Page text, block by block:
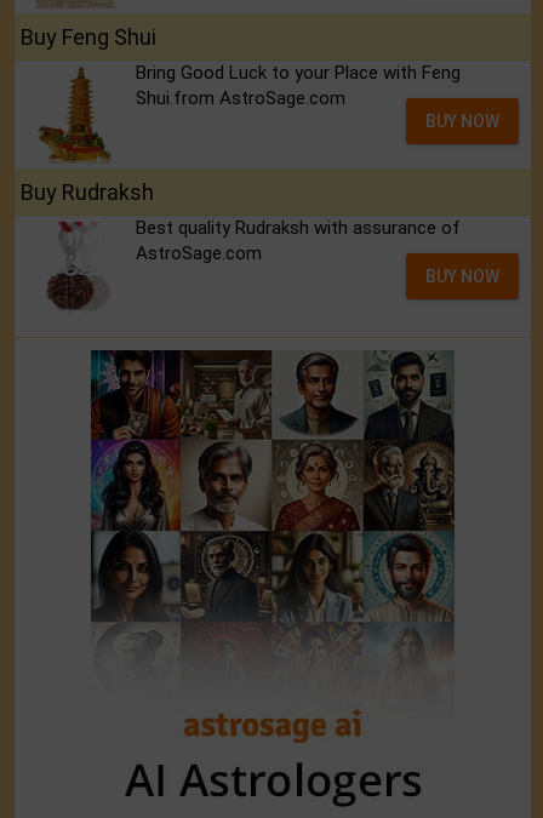
Buy Feng Shui
Bring Good Luck to your Place with Feng
Shui.from AstroSage.com
BUY NOW
Buy Rudraksh
Best quality Rudraksh with assurance of
AstroSage.com
BUY NOW